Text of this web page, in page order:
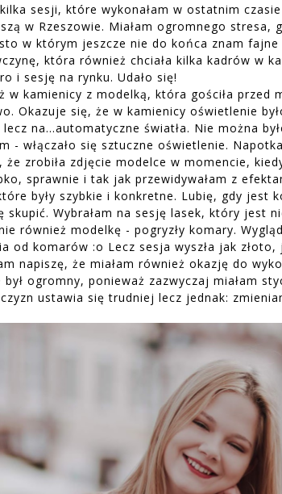
sesji, które wykonałam w ostatnim
w Rzeszowie. Miałam ogromnego
w którym jeszcze nie do końca znam fajne
która również chciała kilka kadrów w
i sesję na rynku. Udało się!
w kamienicy z modelką, która gościła przed
Okazuje się, że w kamienicy oświetlenie
na...automatyczne światła. Nie można
- włączało się sztuczne oświetlenie.
że zrobiła zdjęcie modelce w momencie,
sprawnie i tak jak przewidywałam z
były szybkie i konkretne. Lubię, gdy jest
skupić. Wybrałam na sesję lasek, który jest
również modelkę - pogryzły komary.
od komarów :o Lecz sesja wyszła jak
napiszę, że miałam również okazję do
ogromny, ponieważ zazwyczaj miałam
ustawia się trudniej lecz jednak: